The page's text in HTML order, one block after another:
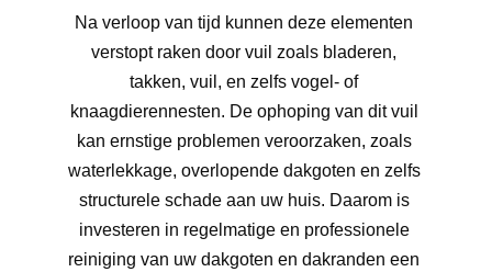
Na verloop van tijd kunnen deze elementen
verstopt raken door vuil zoals bladeren,
takken, vuil, en zelfs vogel- of
knaagdierennesten. De ophoping van dit vuil
kan ernstige problemen veroorzaken, zoals
waterlekkage, overlopende dakgoten en zelfs
structurele schade aan uw huis. Daarom is
investeren in regelmatige en professionele
reiniging van uw dakgoten en dakranden een